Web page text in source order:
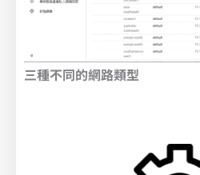
三種不同的網路類型